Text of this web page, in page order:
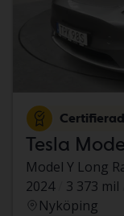
Tesla
Model Y Long
2024
3 373 mil
Nyköping